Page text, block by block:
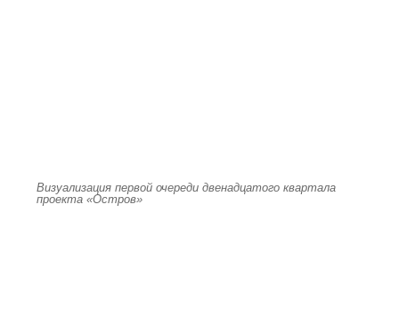
Визуализация первой очереди двенадцатого квартала
проекта «Остров»